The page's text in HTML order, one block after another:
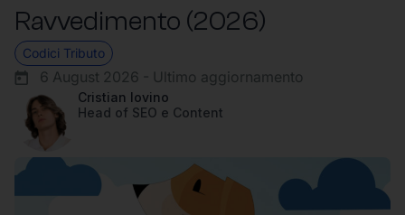
Ravvedimento (2026)
Codici Tributo
6 August 2026 - Ultimo aggiornamento
Cristian Iovino
Head of SEO e Content